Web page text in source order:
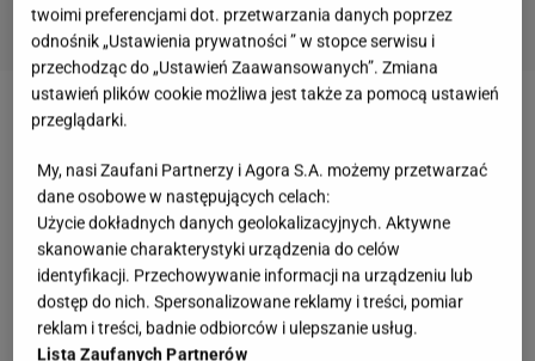
Zobacz wideo
Jezusa
Więcej podobnych artykułów przeczytasz na stronie
głównejGazeta.pl
Kto wybierał treści, które znajdują się we
twoimi preferencjami dot. przetwarzania danych poprzez
odnośnik „Ustawienia prywatności ” w stopce serwisu i
przechodząc do „Ustawień Zaawansowanych”. Zmiana
ustawień plików cookie możliwa jest także za pomocą ustawień
przeglądarki.
My, nasi Zaufani Partnerzy i Agora S.A. możemy przetwarzać
dane osobowe w następujących celach:
Użycie dokładnych danych geolokalizacyjnych. Aktywne
skanowanie charakterystyki urządzenia do celów
identyfikacji. Przechowywanie informacji na urządzeniu lub
dostęp do nich. Spersonalizowane reklamy i treści, pomiar
reklam i treści, badnie odbiorców i ulepszanie usług.
Lista Zaufanych Partnerów